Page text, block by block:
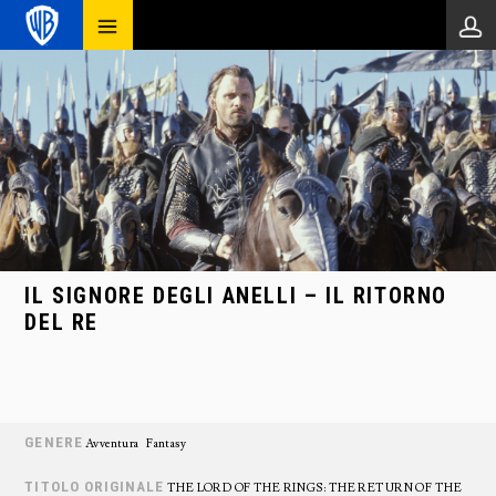
IL SIGNORE DEGLI ANELLI – IL RITORNO
DEL RE
GENERE Avventura Fantasy
TITOLO ORIGINALE THE LORD OF THE RINGS: THE RETURN OF THE